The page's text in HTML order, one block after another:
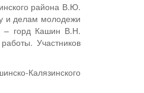
района В.Ю.
и делам молодежи
– горд Кашин В.Н.
Участников
Калязинского